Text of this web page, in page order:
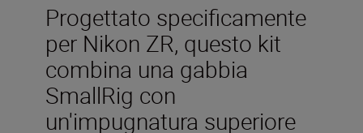
Progettato specificamente
per Nikon ZR, questo kit
combina una gabbia
SmallRig con
un'impugnatura superiore